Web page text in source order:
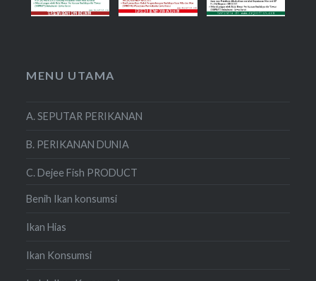
MENU UTAMA
A. SEPUTAR PERIKANAN
B. PERIKANAN DUNIA
C. Dejee Fish PRODUCT
Benih Ikan konsumsi
Ikan Hias
Ikan Konsumsi